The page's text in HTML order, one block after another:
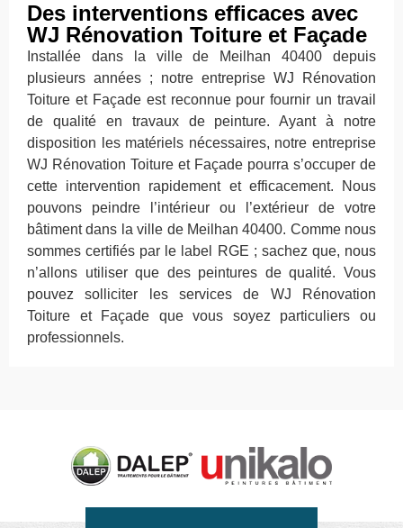
Des interventions efficaces avec
WJ Rénovation Toiture et Façade
Installée dans la ville de Meilhan 40400 depuis
plusieurs années ; notre entreprise WJ Rénovation
Toiture et Façade est reconnue pour fournir un travail
de qualité en travaux de peinture. Ayant à notre
disposition les matériels nécessaires, notre entreprise
WJ Rénovation Toiture et Façade pourra s’occuper de
cette intervention rapidement et efficacement. Nous
pouvons peindre l’intérieur ou l’extérieur de votre
bâtiment dans la ville de Meilhan 40400. Comme nous
sommes certifiés par le label RGE ; sachez que, nous
n’allons utiliser que des peintures de qualité. Vous
pouvez solliciter les services de WJ Rénovation
Toiture et Façade que vous soyez particuliers ou
professionnels.